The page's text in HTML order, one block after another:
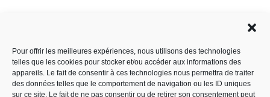
Pour offrir les meilleures expériences, nous utilisons des technologies
telles que les cookies pour stocker et/ou accéder aux informations des
appareils. Le fait de consentir à ces technologies nous permettra de traiter
des données telles que le comportement de navigation ou les ID uniques
sur ce site. Le fait de ne pas consentir ou de retirer son consentement peut
Catégories